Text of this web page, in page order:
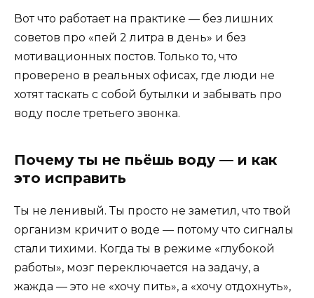
Вот что работает на практике — без лишних
советов про «пей 2 литра в день» и без
мотивационных постов. Только то, что
проверено в реальных офисах, где люди не
хотят таскать с собой бутылки и забывать про
воду после третьего звонка.
Почему ты не пьёшь воду — и как
это исправить
Ты не ленивый. Ты просто не заметил, что твой
организм кричит о воде — потому что сигналы
стали тихими. Когда ты в режиме «глубокой
работы», мозг переключается на задачу, а
жажда — это не «хочу пить», а «хочу отдохнуть»,